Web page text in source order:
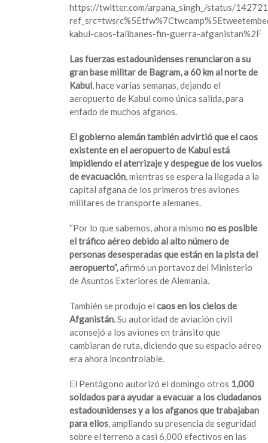
https://twitter.com/arpana_singh_/status/
kabul-caos-talibanes-fin-guerra-afganistan%2F
Las fuerzas estadounidenses renunciaron a su
gran base militar de Bagram, a 60 km al norte de
Kabul , hace varias semanas, dejando el
aeropuerto de Kabul como única salida, para
enfado de muchos afganos.
El gobierno alemán también advirtió que el caos
existente en el aeropuerto de Kabul está
impidiendo el aterrizaje y despegue de los vuelos
de evacuación , mientras se espera la llegada a la
capital afgana de los primeros tres aviones
militares de transporte alemanes.
“Por lo que sabemos, ahora mismo no es posible
el tráfico aéreo debido al alto número de
personas desesperadas que están en la pista del
aeropuerto”,afirmó un portavoz del Ministerio
de Asuntos Exteriores de Alemania.
También se produjo elcaos en los cielos de
Afganistán . Su autoridad de aviación civil
aconsejó a los aviones en tránsito que
cambiaran de ruta, diciendo que su espacio aéreo
era ahora incontrolable.
El Pentágono autorizó el domingo otros 1,000
soldados para ayudar a evacuar a los ciudadanos
estadounidenses y a los afganos que trabajaban
para ellos , ampliando su presencia de seguridad
sobre el terreno a casi 6,000 efectivos en las